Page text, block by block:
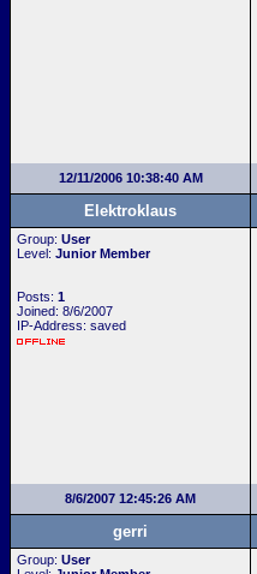
12/11/2006 10:38:40 AM
Elektroklaus
Group: User
Level: Junior Member
Posts: 1
Joined: 8/6/2007
IP-Address: saved
8/6/2007 12:45:26 AM
gerri
Group: User